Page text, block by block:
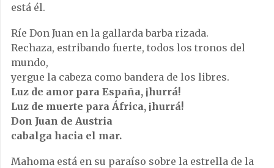
está él.
Ríe Don Juan en la gallarda barba rizada.
Rechaza, estribando fuerte, todos los tronos del
mundo,
yergue la cabeza como bandera de los libres.
Luz de amor para España, ¡hurrá!
Luz de muerte para África, ¡hurrá!
Don Juan de Austria
cabalga hacia el mar.
Mahoma está en su paraíso sobre la estrella de la